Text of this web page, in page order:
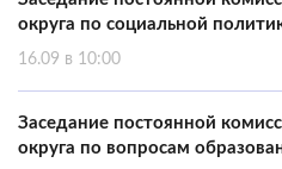
округа по социальной
16.09 в 10:00
Заседание постоянной
округа по вопросам